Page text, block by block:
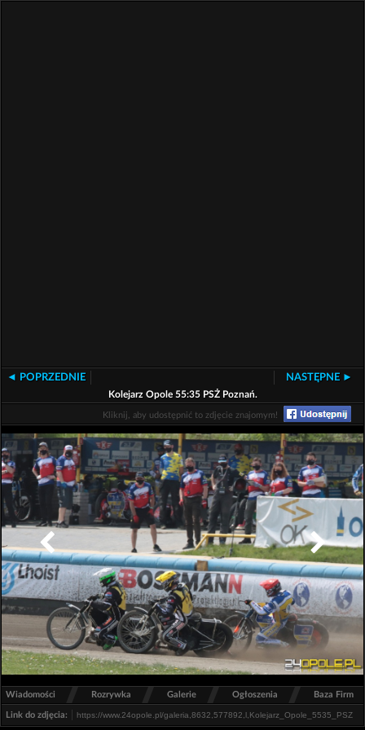
◄ POPRZEDNIE NASTĘPNE ►
Kolejarz Opole 55:35 PSŻ Poznań.
Kliknij, aby udostępnić to zdjęcie znajomym!
Wiadomości / Rozrywka / Galerie / Ogłoszenia / Baza Firm
Link do zdjęcia: